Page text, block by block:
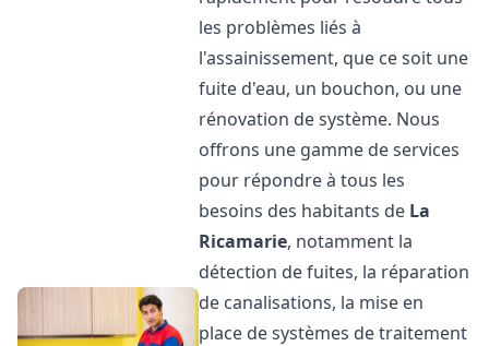
les problèmes liés à
l'assainissement, que ce soit une
fuite d'eau, un bouchon, ou une
rénovation de système. Nous
offrons une gamme de services
pour répondre à tous les
besoins des habitants de La
Ricamarie, notamment la
détection de fuites, la réparation
de canalisations, la mise en
place de systèmes de traitement